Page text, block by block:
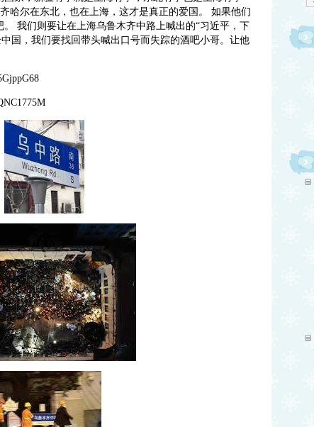
哈尔在东北，也在上海，这才是真正的爱国。 如果他们
我们则要让在上海乌鲁木齐中路上喊出的“习近平，下
国，我们要找回带头喊出口号而失踪的酒吧小哥。让他